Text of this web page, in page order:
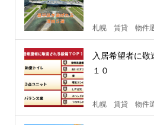
札幌 賃貸 物件
入居希望者に
１０
札幌 賃貸 物件